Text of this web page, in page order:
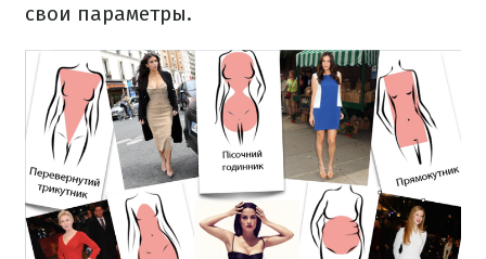
свои параметры.